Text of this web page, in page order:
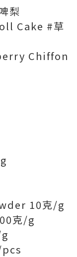
梨
Cake #草
Chiffon
10克/g
克/g